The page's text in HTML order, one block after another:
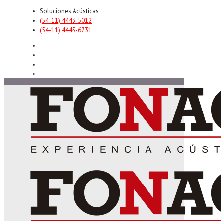
Soluciones Acústicas
(54-11) 4443-5012
(54-11) 4443-6731